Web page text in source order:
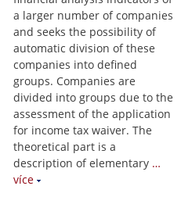
a larger number of companies
and seeks the possibility of
automatic division of these
companies into defined
groups. Companies are
divided into groups due to the
assessment of the application
for income tax waiver. The
theoretical part is a
description of elementary …
více